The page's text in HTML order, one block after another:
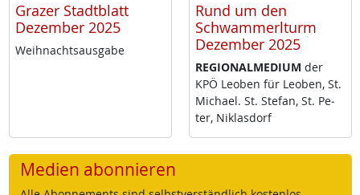
Grazer Stadtblatt
Dezember 2025
Weih­nachts­aus­ga­be
Rund um den
Schwammerlturm
Dezember 2025
RE­GIO­NAL­ME­DI­UM der
KPÖ Leo­ben für Leo­ben, St.
Mi­cha­el. St. Ste­fan, St. Pe­
ter, Niklas­dorf
Medien abonnieren